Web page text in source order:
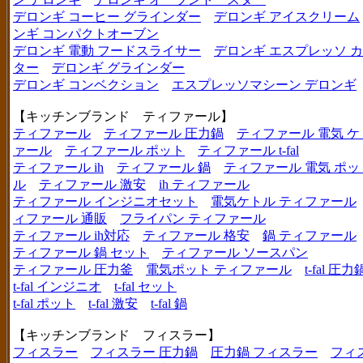
デロンギ コーヒー グラインダー
デロンギ アイスクリーム
ンギ コンパクトオーブン
デロンギ 電動 フードスライサー
デロンギ エスプレッソ
ター
デロンギ グラインダー
デロンギ コンベクション
エスプレッソマシーン デロンギ
【キッチンブランド ティファール】
ティファール
ティファール 圧力鍋
ティファール 電気 ケ
ァール
ティファール ポット
ティファール t-fal
ティファール ih
ティファール 鍋
ティファール 電気 ポッ
ル
ティファール 激安
ih ティファール
ティファール インジニオセット
電気ケトル ティファール
ィファール 通販
フライパン ティファール
ティファール ih対応
ティファール 格安
鍋 ティファール
ティファール 鍋 セット
ティファール ソースパン
ティファール 圧力釜
電気ポット ティファール
t-fal 圧力
t-fal インジニオ
t-fal セット
t-fal ポット
t-fal 激安 t-fal 鍋
【キッチンブランド フィスラー】
フィスラー
フィスラー 圧力鍋 圧力鍋 フィスラー
フィ